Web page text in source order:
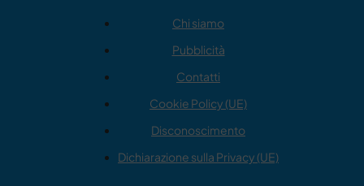
Chi siamo
Pubblicità
Contatti
Cookie Policy (UE)
Disconoscimento
Dichiarazione sulla Privacy (UE)